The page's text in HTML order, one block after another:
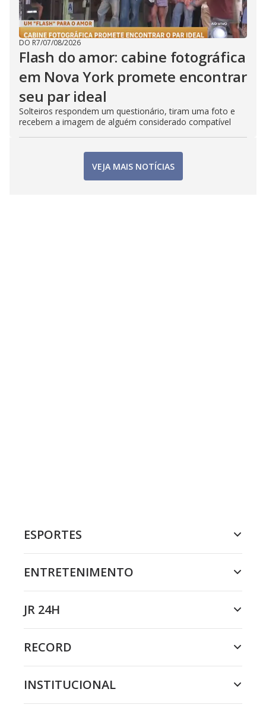
DO R7/07/08/2026
Flash do amor: cabine fotográfica
em Nova York promete encontrar
seu par ideal
Solteiros respondem um questionário, tiram uma foto e
recebem a imagem de alguém considerado compatível
VEJA MAIS NOTÍCIAS
ESPORTES
ENTRETENIMENTO
JR 24H
RECORD
INSTITUCIONAL